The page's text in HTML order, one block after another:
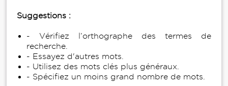
Suggestions :
- Vérifiez l’orthographe des termes de
recherche.
- Essayez d'autres mots.
- Utilisez des mots clés plus généraux.
- Spécifiez un moins grand nombre de mots.